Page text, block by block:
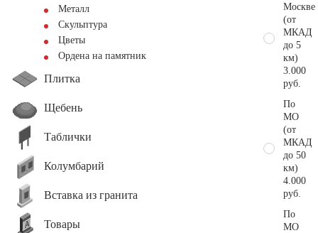
Металл
Скульптура
Цветы
Ордена на памятник
Плитка
Щебень
Таблички
Колумбарий
Вставка из гранита
Товары
Москве
(от
МКАД
до 5
км)
3.000
руб.
По
МО
(от
МКАД
до 50
км)
4.000
руб.
По
МО